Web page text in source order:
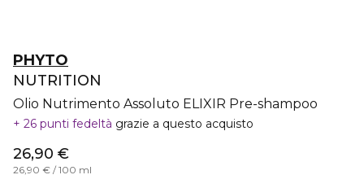
PHYTO
NUTRITION
Olio Nutrimento Assoluto ELIXIR Pre-shampoo
26 punti fedeltà grazie a questo acquisto
26,90 €
26,90 € / 100 ml